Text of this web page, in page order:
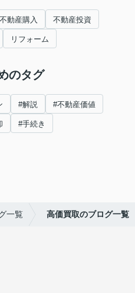
不動産購入 不動産投資
リフォーム
のタグ
#解説 #不動産価値
#手続き
一覧 高価買取のブログ一覧